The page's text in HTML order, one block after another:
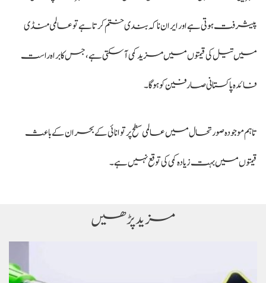
پیشرفت ہوتی ہے اور ایران ناکہ بندی ختم کرتا ہے تو عالمی منڈی
میں تیل کی قیمتوں میں مزید کمی آ سکتی ہے، جس کا براہ راست
فائدہ پاکستانی صارفین کو ہوگا۔
تاہم موجودہ صورتحال میں عالمی سطح پر توانائی کے بحران کے باعث
قیمتوں میں بہت زیادہ کمی کی توقع نہیں ہے۔
مزید پڑھیں